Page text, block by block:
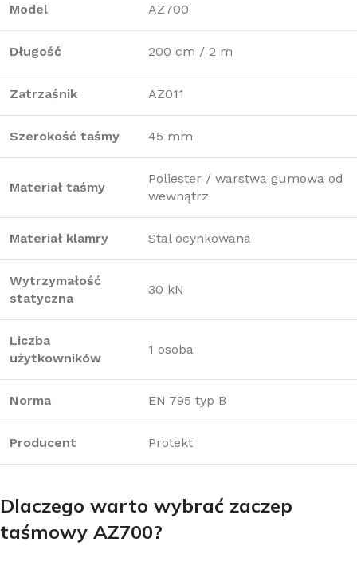
Model AZ700
Długość 200 cm / 2 m
Zatrzaśnik AZ011
Szerokość taśmy 45 mm
Materiał taśmy
Poliester / warstwa gumowa od
wewnątrz
Materiał klamry Stal ocynkowana
Wytrzymałość
statyczna
30 kN
Liczba
użytkowników
1 osoba
Norma EN 795 typ B
Producent Protekt
Dlaczego warto wybrać zaczep
taśmowy AZ700?